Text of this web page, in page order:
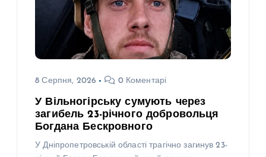
8 Серпня, 2026 0 Коментарі
У Вільногірську сумують через
загибель 23-річного добровольця
Богдана Бескровного
У Дніпропетровській області трагічно загинув 23-